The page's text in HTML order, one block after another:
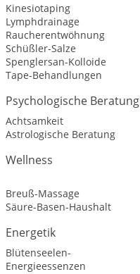
Kinesiotaping
Lymphdrainage
Raucherentwöhnung
Schüßler-Salze
Spenglersan-Kolloide
Tape-Behandlungen
Psychologische Beratung
Achtsamkeit
Astrologische Beratung
Wellness
Breuß-Massage
Säure-Basen-Haushalt
Energetik
Blütenseelen-
Energieessenzen